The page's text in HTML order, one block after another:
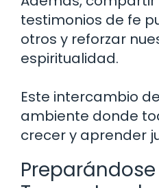
testimonios de fe
otros y reforzar
espiritualidad.
Este intercambio
ambiente donde
crecer y aprender